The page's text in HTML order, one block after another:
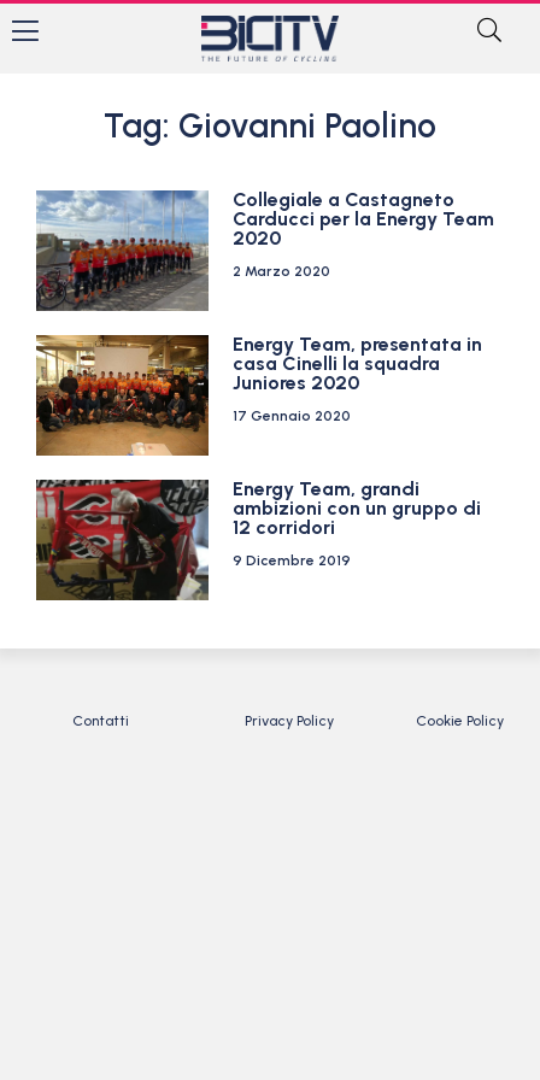
Tag: Giovanni Paolino
Collegiale a Castagneto
Carducci per la Energy Team
2020
2 Marzo 2020
Energy Team, presentata in
casa Cinelli la squadra
Juniores 2020
17 Gennaio 2020
Energy Team, grandi
ambizioni con un gruppo di
12 corridori
9 Dicembre 2019
Contatti Privacy Policy Cookie Policy